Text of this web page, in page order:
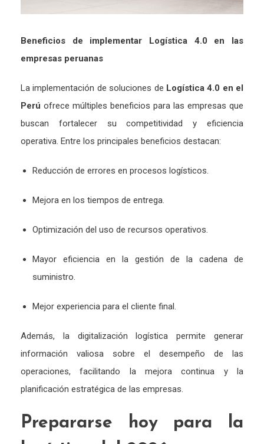
Beneficios de implementar Logística 4.0 en las
empresas peruanas
La implementación de soluciones de Logística 4.0 en el
Perú ofrece múltiples beneficios para las empresas que
buscan fortalecer su competitividad y eficiencia
operativa. Entre los principales beneficios destacan:
Reducción de errores en procesos logísticos.
Mejora en los tiempos de entrega.
Optimización del uso de recursos operativos.
Mayor eficiencia en la gestión de la cadena de
suministro.
Mejor experiencia para el cliente final.
Además, la digitalización logística permite generar
información valiosa sobre el desempeño de las
operaciones, facilitando la mejora continua y la
planificación estratégica de las empresas.
Prepararse hoy para la